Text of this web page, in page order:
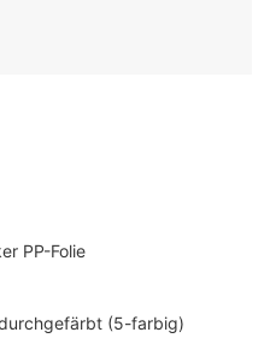
PP-Folie
(5-farbig)